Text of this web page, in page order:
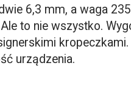
6,3 mm, a waga
to nie wszystko.
kropeczkami.
urządzenia.